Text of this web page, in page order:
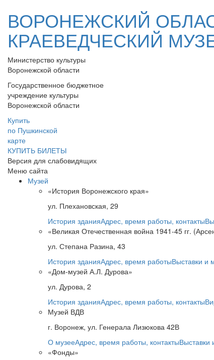
ВОРОНЕЖСКИЙ
КРАЕВЕДЧЕСКИЙ
Министерство культуры
Воронежской области
Государственное бюджетное
учреждение культуры
Воронежской области
Купить
по Пушкинской
карте
КУПИТЬ БИЛЕТЫ
Версия для слабовидящих
Меню сайта
Музей
«История Воронежского края»
ул. Плехановская, 29
История зданияАдрес, время работы, контакты
«Великая Отечественная война 1941-45 гг.
ул. Степана Разина, 43
История зданияАдрес, время работыВыставки и
«Дом-музей А.Л. Дурова»
ул. Дурова, 2
История зданияАдрес, время работы, контакты
Музей ВДВ
г. Воронеж, ул. Генерала Лизюкова 42В
О музееАдрес, время работы, контактыВыставки
«Фонды»